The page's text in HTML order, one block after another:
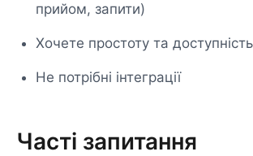
прийом, запити)
Хочете простоту та доступність
Не потрібні інтеграції
Часті запитання